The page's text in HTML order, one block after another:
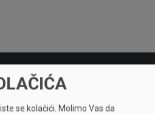
se kolačići. Molimo Vas da